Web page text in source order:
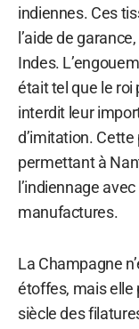
indiennes. Ces
l’aide de
Indes.
était tel que le roi
interdit leur
d’imitation. Cette
permettant à
l’indiennage
manufactures.
La Champagne
étoffes, mais elle
siècle des